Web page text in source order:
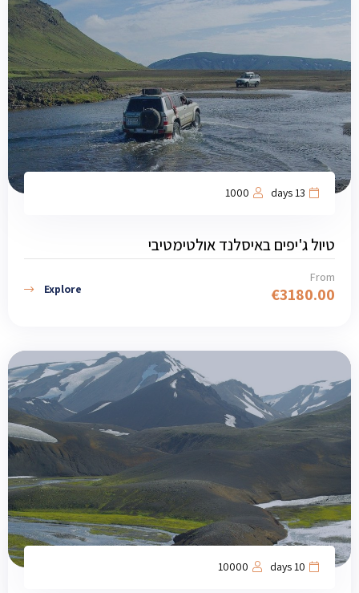
13 days
1000
טיול ג'יפים באיסלנד אולטימטיבי
From
€3180.00
Explore
10 days
10000